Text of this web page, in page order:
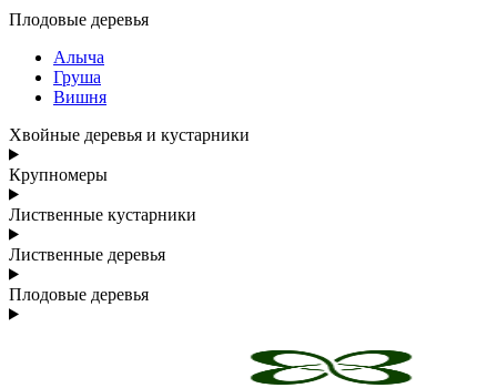
Плодовые деревья
Алыча
Груша
Вишня
Хвойные деревья и кустарники
Крупномеры
Лиственные кустарники
Лиственные деревья
Плодовые деревья